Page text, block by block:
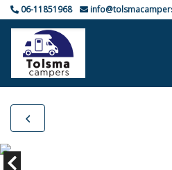
06-11851968